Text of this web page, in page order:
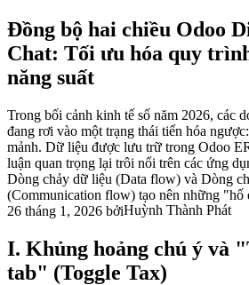
Đồng bộ hai chiều Odoo
Chat: Tối ưu hóa quy
năng suất
Trong bối cảnh kinh tế số năm 2026, các
đang rơi vào một trạng thái tiến hóa
mảnh. Dữ liệu được lưu trữ trong Odoo
luận quan trọng lại trôi nổi trên các ứng
Dòng chảy dữ liệu (Data flow) và Dòng
(Communication flow) tạo nên những "hố
26 tháng 1, 2026 bởiHuỳnh Thành Phát
I. Khủng hoảng chú ý và
tab" (Toggle Tax)